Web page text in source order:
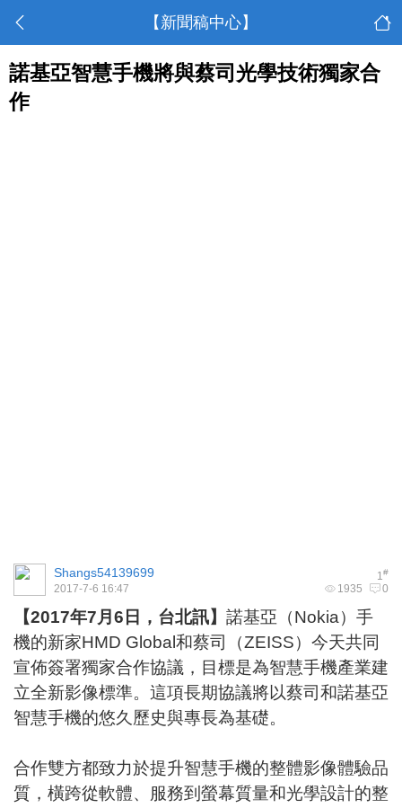
【新聞稿中心】
諾基亞智慧手機將與蔡司光學技術獨家合
作
1#
Shangs54139699
1935 0
2017-7-6 16:47
【2017年7月 6 日，台北訊】 諾基亞（Nokia）手
機的新家HMD Global和蔡司（ZEISS）今天共同
宣佈簽署獨家合作協議，目標是為智慧手機產業建
立全新影像標準。這項長期協議將以蔡司和諾基亞
智慧手機的悠久歷史與專長為基礎。
合作雙方都致力於提升智慧手機的整體影像體驗品
質，橫跨從軟體、服務到螢幕質量和光學設計的整